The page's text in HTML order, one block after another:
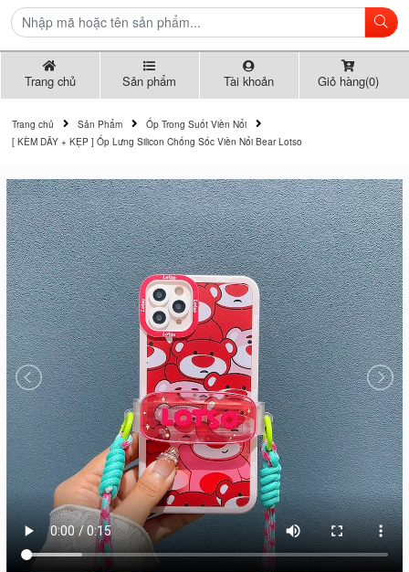
Trang chủ Sản phẩm Tài khoản Giỏ hàng(0)
Trang chủ Sản Phẩm
Ốp Trong Suốt Viền Nổi
[ KÈM DÂY + KẸP ] Ốp Lưng Silicon Chống Sốc Viền Nổi Bear Lotso